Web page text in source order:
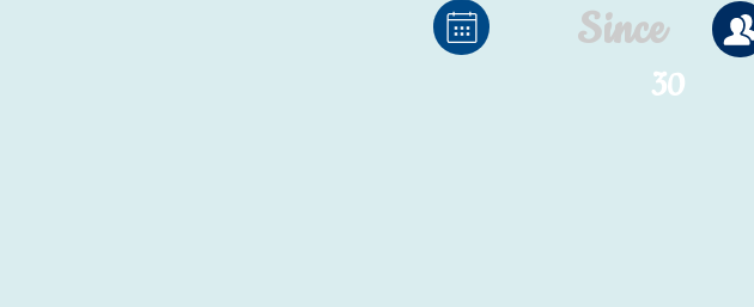
Since
30